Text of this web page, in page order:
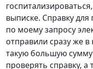
выписке. Справку
по моему запросу
отправили сразу же в
такую большую сумму
проверять справку, а